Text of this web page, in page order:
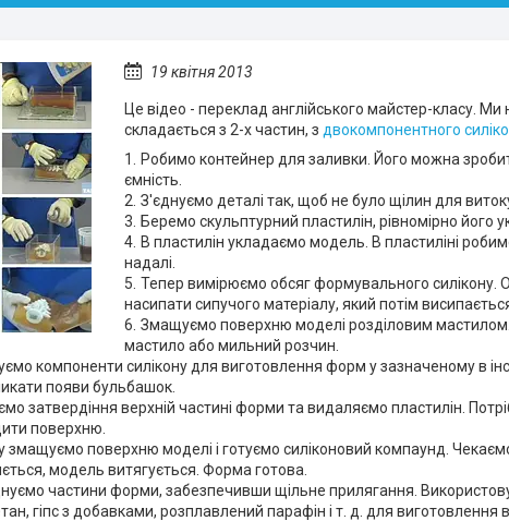
19 квітня 2013
Це відео - переклад англійського майстер-класу.
складається з 2-х частин, з двокомпонентного
Робимо контейнер для заливки. Його можна
ємність.
З'єднуємо деталі так, щоб не було щілин для
Беремо скульптурний пластилін, рівномірно його
В пластилін укладаємо модель. В пластиліні
надалі.
Тепер вимірюємо обсяг формувального силікону.
насипати сипучого матеріалу, який потім
Змащуємо поверхню моделі розділовим
мастило або мильний розчин.
компоненти силікону для виготовлення форм у зазначеному в
появи бульбашок.
затвердіння верхній частині форми та видаляємо пластилін.
поверхню.
змащуємо поверхню моделі і готуємо силіконовий компаунд.
модель витягується. Форма готова.
частини форми, забезпечивши щільне прилягання.
гіпс з добавками, розплавлений парафін і т. д. для виготовлення